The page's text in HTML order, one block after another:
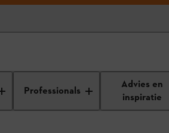
Professionals
Advies en
inspiratie